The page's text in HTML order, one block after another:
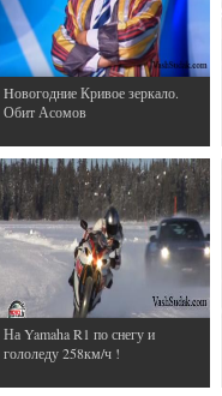
Hовогодние Кривое зеркало.
Обит Асомов
На Yamaha R1 по снегу и
гололеду 258км/ч !